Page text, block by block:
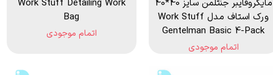
مایکروفایبر جنتلمن سایز 40*40
ورک استاف مدل Work Stuff
Gentelman Basic 4-Pack
اتمام موجودی
Work Stuff Detailing Work
Bag
اتمام موجودی